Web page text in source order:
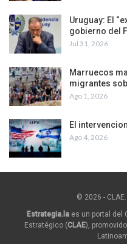
Uruguay: El
gobierno del
Jul 31, 2026
Marruecos
migrantes
Ago 1, 2026
El
Ago 4, 2026
© 2026 -
Estrategia.la es un portal del
Estratégico (CLAE),